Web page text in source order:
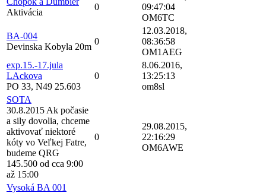
Aktivácia
0
09:47:04
OM6TC
BA-004
Devinska Kobyla 20m
0
12.03.2018,
08:36:58
OM1AEG
exp.15.-17.jula
LAckova
PO 33, N49 25.603
0
8.06.2016,
13:25:13
om8sl
SOTA
30.8.2015 Ak počasie
a sily dovolia, chceme
aktivovať niektoré
kóty vo Veľkej Fatre,
budeme QRG
145.500 od cca 9:00
až 15:00
0
29.08.2015,
22:16:29
OM6AWE
Vysoká BA 001